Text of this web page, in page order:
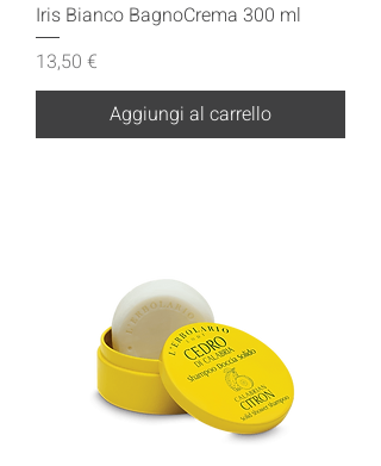
Iris Bianco BagnoCrema 300 ml
Prezzo
13,50 €
Aggiungi al carrello